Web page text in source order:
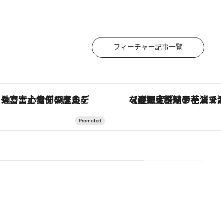
フィーチャー記事一覧
【夏限定ディナーコース】旬を迎える稚鮎や花ズッキーニなどをイタリア・トスカーナの郷土料理の手法で満喫！